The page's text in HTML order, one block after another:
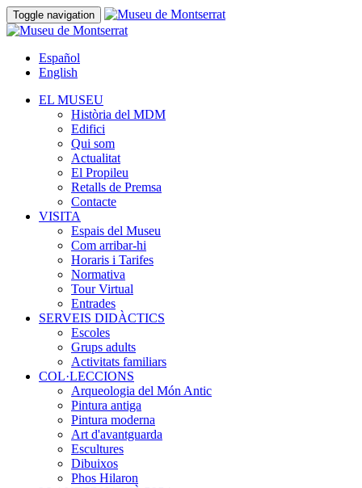
Toggle navigation
Español
English
EL MUSEU
Història del MDM
Edifici
Qui som
Actualitat
El Propileu
Retalls de Premsa
Contacte
VISITA
Espais del Museu
Com arribar-hi
Horaris i Tarifes
Normativa
Tour Virtual
Entrades
SERVEIS DIDÀCTICS
Escoles
Grups adults
Activitats familiars
COL·LECCIONS
Arqueologia del Món Antic
Pintura antiga
Pintura moderna
Art d'avantguarda
Escultures
Dibuixos
Phos Hilaron